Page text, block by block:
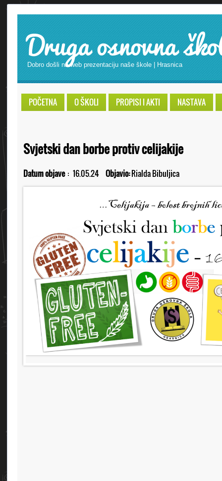
Druga osnovna
Dobro došli na web prezentaciju naše škole | Hrasnica
POČETNA O ŠKOLI PROPISI I AKTI NASTAVA
Svjetski dan borbe protiv celijakije
Datum objave : 16.05.24 Objavio:Rialda Bibuljica